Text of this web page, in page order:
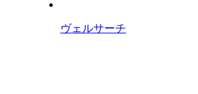
ヴェルサーチ